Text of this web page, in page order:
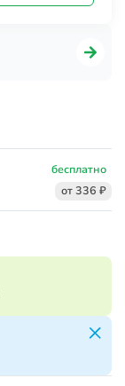
бесплатно
от 336 ₽